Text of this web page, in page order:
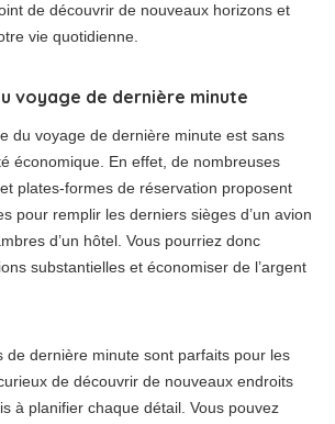
de découvrir de nouveaux horizons et
vie quotidienne.
voyage de dernière minute
du voyage de dernière minute est sans
économique. En effet, de nombreuses
plates-formes de réservation proposent
pour remplir les derniers sièges d’un avion
d’un hôtel. Vous pourriez donc
substantielles et économiser de l’argent
de dernière minute sont parfaits pour les
de découvrir de nouveaux endroits
à planifier chaque détail. Vous pouvez